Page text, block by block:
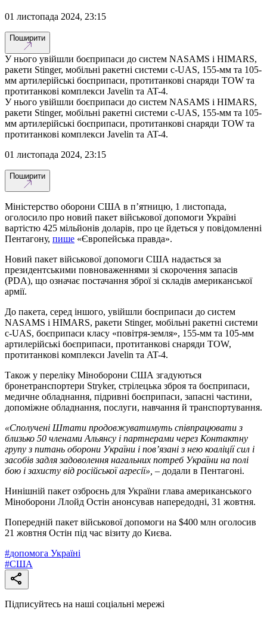
01 листопада 2024, 23:15
Поширити
У нього увійшли боєприпаси до систем NASAMS і HIMARS,
ракети Stinger, мобільні ракетні системи c-UAS, 155-мм та 105-
мм артилерійські боєприпаси, протитанкові снаряди TOW та
протитанкові комплекси Javelin та AT-4.
У нього увійшли боєприпаси до систем NASAMS і HIMARS,
ракети Stinger, мобільні ракетні системи c-UAS, 155-мм та 105-
мм артилерійські боєприпаси, протитанкові снаряди TOW та
протитанкові комплекси Javelin та AT-4.
01 листопада 2024, 23:15
Поширити
Міністерство оборони США в п’ятницю, 1 листопада,
оголосило про новий пакет військової допомоги Україні
вартістю 425 мільйонів доларів, про це йдеться у повідомленні
Пентагону, пише «Європейська правда».
Новий пакет військової допомоги США надається за
президентськими повноваженнями зі скорочення запасів
(PDA), що означає постачання зброї зі складів американської
армії.
До пакета, серед іншого, увійшли боєприпаси до систем
NASAMS і HIMARS, ракети Stinger, мобільні ракетні системи
c-UAS, боєприпаси класу «повітря-земля», 155-мм та 105-мм
артилерійські боєприпаси, протитанкові снаряди TOW,
протитанкові комплекси Javelin та AT-4.
Також у переліку Міноборони США згадуються
бронетранспортери Stryker, стрілецька зброя та боєприпаси,
медичне обладнання, підривні боєприпаси, запасні частини,
допоміжне обладнання, послуги, навчання й транспортування.
«Сполучені Штати продовжуватимуть співпрацювати з
близько 50 членами Альянсу і партнерами через Контактну
групу з питань оборони України і пов’язані з нею коаліції сил і
засобів задля задоволення нагальних потреб України на полі
бою і захисту від російської агресії», – додали в Пентагоні.
Нинішній пакет озброєнь для України глава американського
Міноборони Ллойд Остін анонсував напередодні, 31 жовтня.
Попередній пакет військової допомоги на $400 млн оголосив
21 жовтня Остін під час візиту до Києва.
#допомога Україні
#США
Підписуйтесь на наші соціальні мережі